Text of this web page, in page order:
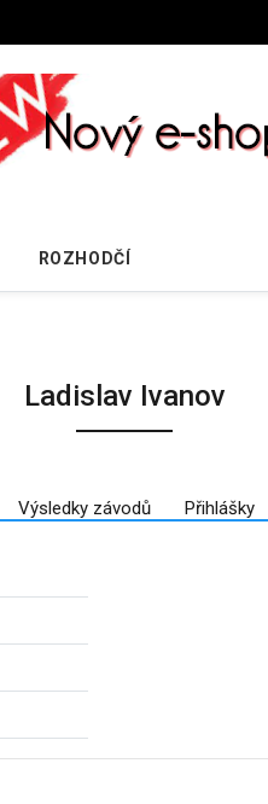
ROZHODČÍ
Ladislav Ivanov
Výsledky závodů Přihlášky